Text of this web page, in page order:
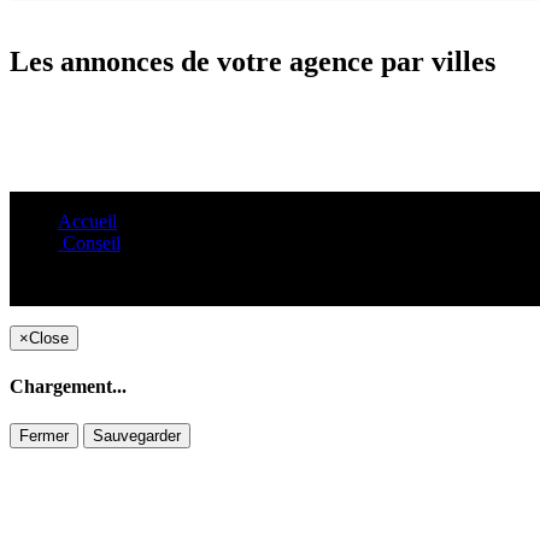
Les annonces de votre agence par villes
Accueil
Conseil
×Close
Chargement...
Fermer Sauvegarder